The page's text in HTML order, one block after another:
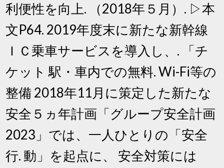
利便性を向上. （2018年５月）. ▷本
文P64. 2019年度末に新たな新幹線
ＩＣ乗車サービスを導入し、. 「チ
ケット 駅・車内での無料. Wi-Fi等の
整備 2018年11月に策定した新たな
安全５ヵ年計画「グループ安全計画
2023」では、一人ひとりの「安全
行. 動」を起点に、 安全対策には